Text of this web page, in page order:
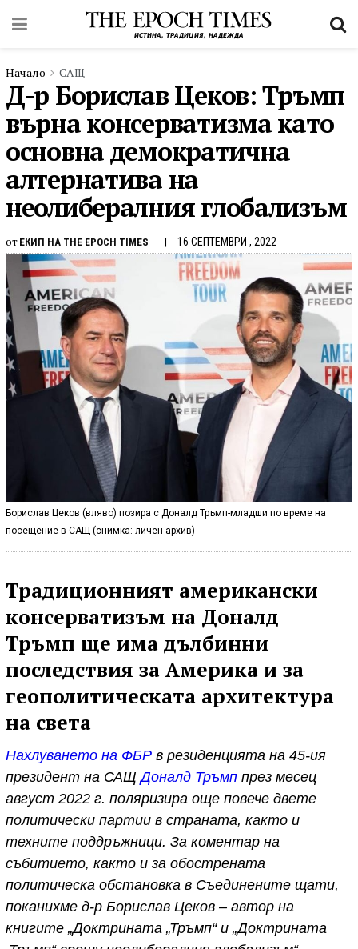
Начало САЩ
Д-р Борислав Цеков: Тръмп
върна консерватизма като
основна демократична
алтернатива на
неолибералния глобализъм
от ЕКИП НА THE EPOCH TIMES 16 СЕПТЕМВРИ , 2022
Борислав Цеков (вляво) позира с Доналд Тръмп-младши по време на
посещение в САЩ (снимка: личен архив)
Традиционният американски
консерватизъм на Доналд
Тръмп ще има дълбинни
последствия за Америка и за
геополитическата архитектура
на света
Нахлуването на ФБР в резиденцията на 45-ия
президент на САЩДоналд Тръмп през месец
август 2022 г. поляризира още повече двете
политически партии в страната, както и
техните поддръжници. За коментар на
събитието, както и за обострената
политическа обстановка в Съединените щати,
поканихме д-р Борислав Цеков – автор на
книгите „Доктрината „Тръмп“ и „Доктрината